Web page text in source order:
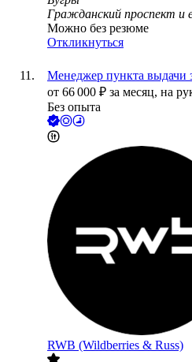
Гражданский проспект и
Можно без резюме
Откликнуться
Менеджер пункта выдачи
от 66 000 ₽ за месяц, на
Без опыта
RWB (Wildberries & Russ)